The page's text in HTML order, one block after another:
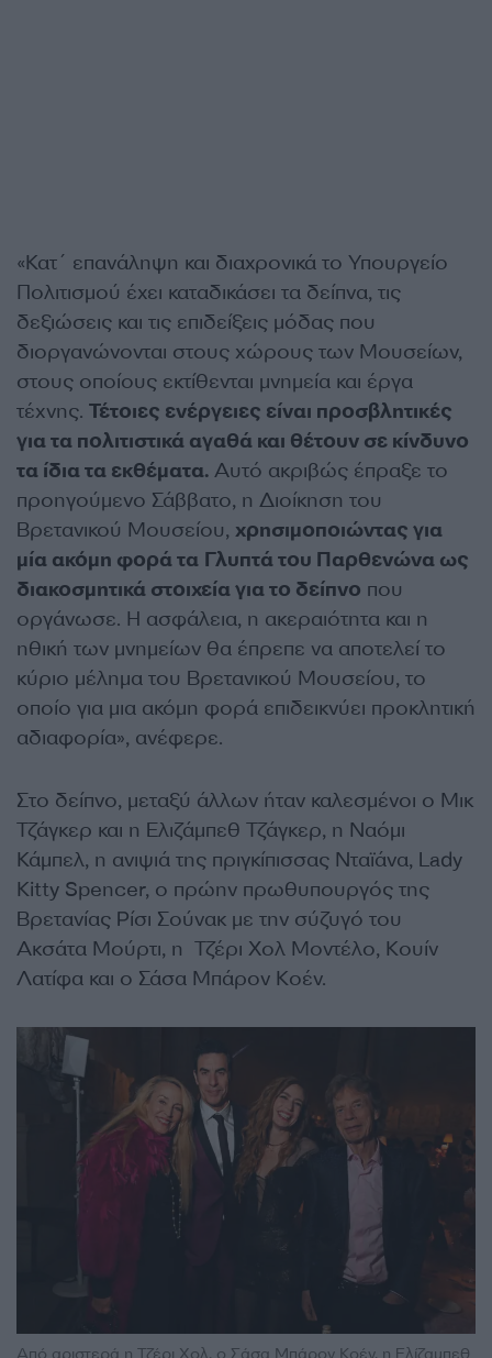
«Κατ´ επανάληψη και διαχρονικά το Υπουργείο
Πολιτισμού έχει καταδικάσει τα δείπνα, τις
δεξιώσεις και τις επιδείξεις μόδας που
διοργανώνονται στους χώρους των Μουσείων,
στους οποίους εκτίθενται μνημεία και έργα
τέχνης. Τέτοιες ενέργειες είναι προσβλητικές
για τα πολιτιστικά αγαθά και θέτουν σε κίνδυνο
τα ίδια τα εκθέματα. Αυτό ακριβώς έπραξε το
προηγούμενο Σάββατο, η Διοίκηση του
Βρετανικού Μουσείου, χρησιμοποιώντας για
μία ακόμη φορά τα Γλυπτά του Παρθενώνα ως
διακοσμητικά στοιχεία για το δείπνο που
οργάνωσε. Η ασφάλεια, η ακεραιότητα και η
ηθική των μνημείων θα έπρεπε να αποτελεί το
κύριο μέλημα του Βρετανικού Μουσείου, το
οποίο για μια ακόμη φορά επιδεικνύει προκλητική
αδιαφορία», ανέφερε.
Στο δείπνο, μεταξύ άλλων ήταν καλεσμένοι ο Μικ
Τζάγκερ και η Ελιζάμπεθ Τζάγκερ, η Ναόμι
Κάμπελ, η ανιψιά της πριγκίπισσας Νταϊάνα, Lady
Kitty Spencer, ο πρώην πρωθυπουργός της
Βρετανίας Ρίσι Σούνακ με την σύζυγό του
Ακσάτα Μούρτι, η Τζέρι Χολ Μοντέλο, Κουίν
Λατίφα και ο Σάσα Μπάρον Κοέν.
Από αριστερά η Τζέρι Χολ, ο Σάσα Μπάρον Κοέν, η Ελίζαμπεθ